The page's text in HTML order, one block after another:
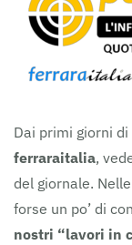
Dai primi giorni
ferraraitalia,
del giornale.
forse un po’ di
nostri “lavori in